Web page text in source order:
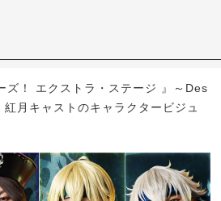
ズ！ エクストラ・ステージ 』～Des
月キャストのキャラクタービジュ